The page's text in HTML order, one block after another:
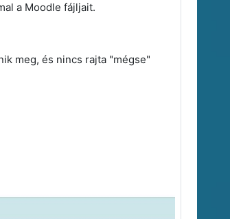
a Moodle fájljait.
meg, és nincs rajta "mégse"